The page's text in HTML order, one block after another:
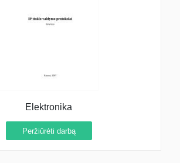
Elektronika
Peržiūrėti darbą